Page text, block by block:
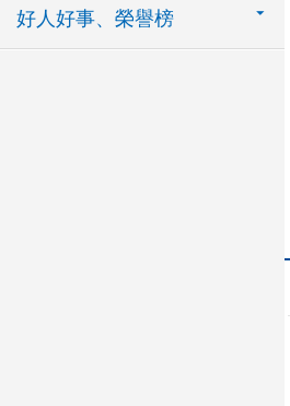
好人好事、榮譽榜